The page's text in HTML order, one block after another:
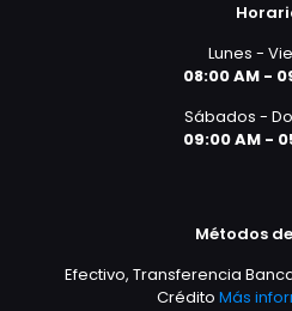
Lunes -
08:00 AM -
Sábados -
09:00 AM -
Métodos
Efectivo, Transferencia
CréditoMás